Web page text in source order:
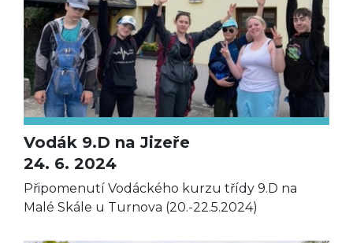
Vodák 9.D na Jizeře
24. 6. 2024
Připomenutí Vodáckého kurzu třídy 9.D na
Malé Skále u Turnova (20.-22.5.2024)